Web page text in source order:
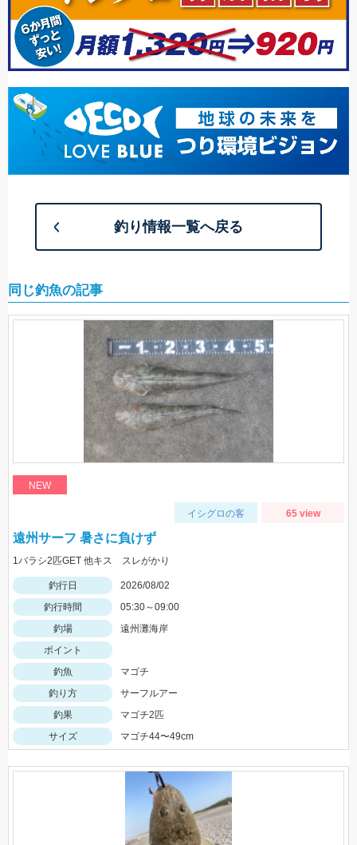
釣り情報一覧へ戻る
同じ釣魚の記事
NEW
イシグロの客 65 view
遠州サーフ 暑さに負けず
1バラシ2匹GET 他キス スレがかり
釣行日
2026/08/02
釣行時間
05:30～09:00
釣場
遠州灘海岸
ポイント
釣魚
マゴチ
釣り方
サーフルアー
釣果
マゴチ2匹
サイズ
マゴチ44〜49cm